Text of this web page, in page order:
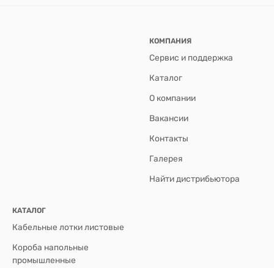
КОМПАНИЯ
Сервис и поддержка
Каталог
О компании
Вакансии
Контакты
Галерея
Найти дистрибьютора
КАТАЛОГ
Кабельные лотки листовые
Короба напольные
промышленные